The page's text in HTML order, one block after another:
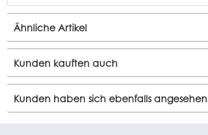
Ähnliche Artikel
Kunden kauften auch
Kunden haben sich ebenfalls angesehen